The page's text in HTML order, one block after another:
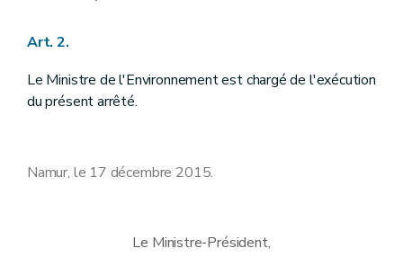
Art. 2.
Le Ministre de l'Environnement est chargé de l'exécution
du présent arrêté.
Namur, le 17 décembre 2015.
Le Ministre-Président,